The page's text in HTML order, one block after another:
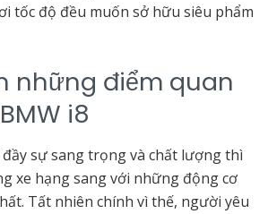
tốc độ đều muốn sở hữu siêu phẩm
những điểm quan
i8
đầy sự sang trọng và chất lượng thì
xe hạng sang với những động cơ
Tất nhiên chính vì thế, người yêu